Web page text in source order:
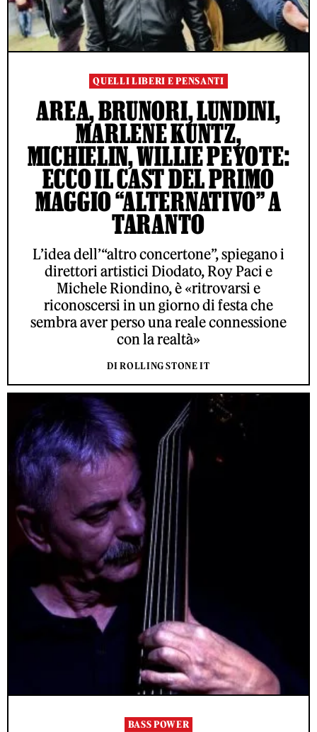
QUELLI LIBERI E PENSANTI
AREA, BRUNORI, LUNDINI,
MARLENE KUNTZ,
MICHIELIN, WILLIE PEYOTE:
ECCO IL CAST DEL PRIMO
MAGGIO “ALTERNATIVO” A
TARANTO
L’idea dell’“altro concertone”, spiegano i
direttori artistici Diodato, Roy Paci e
Michele Riondino, è «ritrovarsi e
riconoscersi in un giorno di festa che
sembra aver perso una reale connessione
con la realtà»
DI ROLLING STONE IT
BASS POWER